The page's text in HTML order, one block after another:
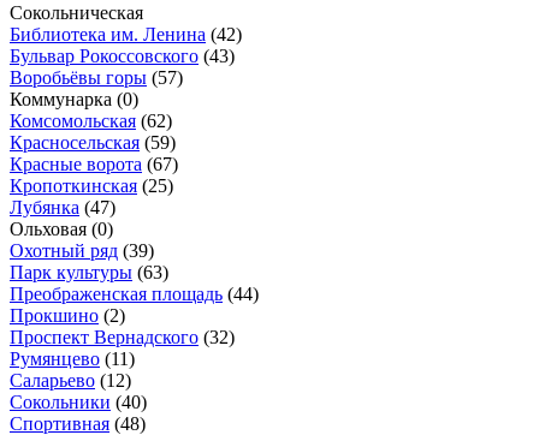
Сокольническая
Библиотека им. Ленина (42)
Бульвар Рокоссовского (43)
Воробьёвы горы (57)
Коммунарка (0)
Комсомольская (62)
Красносельская (59)
Красные ворота (67)
Кропоткинская (25)
Лубянка (47)
Ольховая (0)
Охотный ряд (39)
Парк культуры (63)
Преображенская площадь (44)
Прокшино (2)
Проспект Вернадского (32)
Румянцево (11)
Саларьево (12)
Сокольники (40)
Спортивная (48)